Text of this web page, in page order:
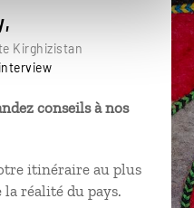
Kirghizistan
conseils à nos
itinéraire au plus
la réalité du pays.